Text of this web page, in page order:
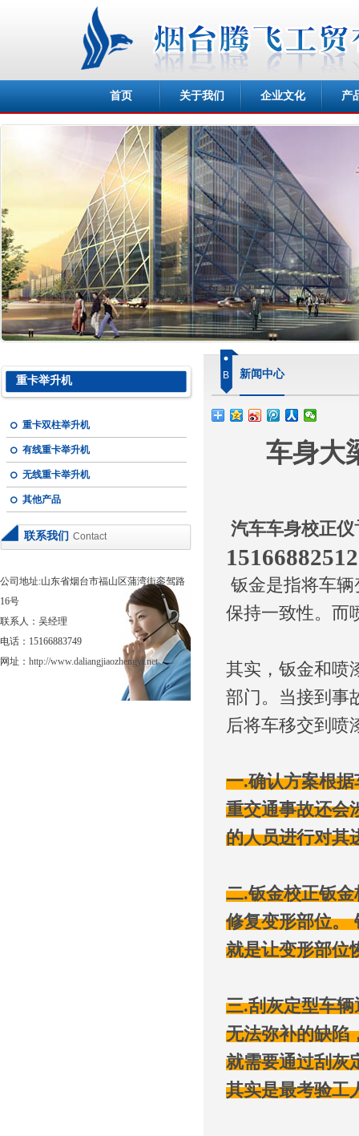
首页 关于我们 企业文化 产
重卡举升机
重卡双柱举升机
有线重卡举升机
无线重卡举升机
其他产品
联系我们 Contact
公司地址:山东省烟台市福山区蒲湾街銮驾路
16号
联系人：吴经理
电话：15166883749
网址： http://www.daliangjiaozhengyi.net
B 新闻中心
车身大
汽车车身校正仪
15166882512
钣金是指将车
保持一致性。而
其实，钣金和喷
部门。当接到事
后将车移交到喷
一.确认方案根
重交通事故还会
的人员进行对其
二.钣金校正钣
修复变形部位。
就是让变形部位
三.刮灰定型车
无法弥补的缺陷
就需要通过刮灰
其实是最考验工